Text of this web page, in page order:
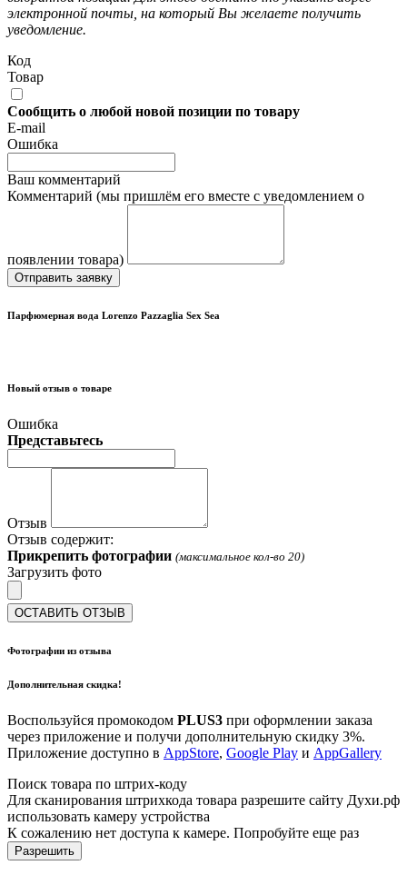
электронной почты, на который Вы желаете получить
уведомление.
Код
Товар
Сообщить о любой новой позиции по товару
E-mail
Ошибка
Ваш комментарий
Комментарий (мы пришлём его вместе с уведомлением о
появлении товара)
Отправить заявку
Парфюмерная вода Lorenzo Pazzaglia Sex Sea
Новый отзыв о товаре
Ошибка
Представьтесь
Отзыв
Отзыв содержит:
Прикрепить фотографии (максимальное кол-во 20)
Загрузить фото
ОСТАВИТЬ ОТЗЫВ
Фотографии из отзыва
Дополнительная скидка!
Воспользуйся промокодом PLUS3 при оформлении заказа
через приложение и получи дополнительную скидку 3%.
Приложение доступно в AppStore, Google Play и AppGallery
Поиск товара по штрих-коду
Для сканирования штрихкода товара разрешите сайту Духи.рф
использовать камеру устройства
К сожалению нет доступа к камере. Попробуйте еще раз
Разрешить